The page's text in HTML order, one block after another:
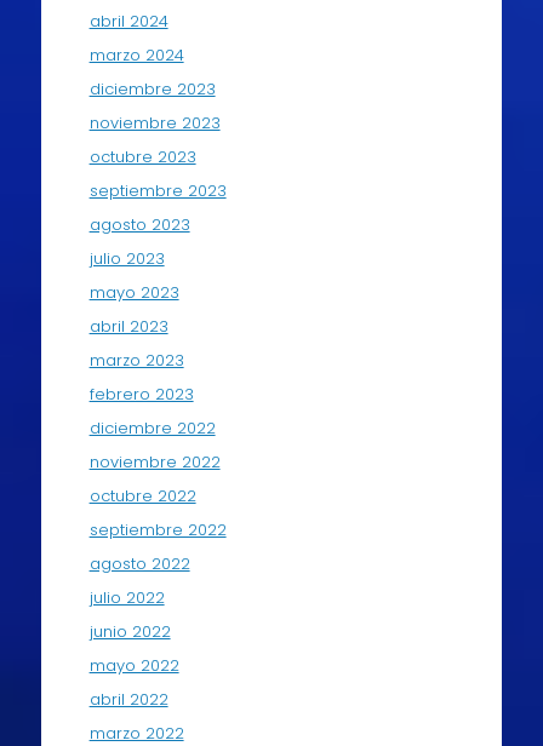
abril 2024
marzo 2024
diciembre 2023
noviembre 2023
octubre 2023
septiembre 2023
agosto 2023
julio 2023
mayo 2023
abril 2023
marzo 2023
febrero 2023
diciembre 2022
noviembre 2022
octubre 2022
septiembre 2022
agosto 2022
julio 2022
junio 2022
mayo 2022
abril 2022
marzo 2022